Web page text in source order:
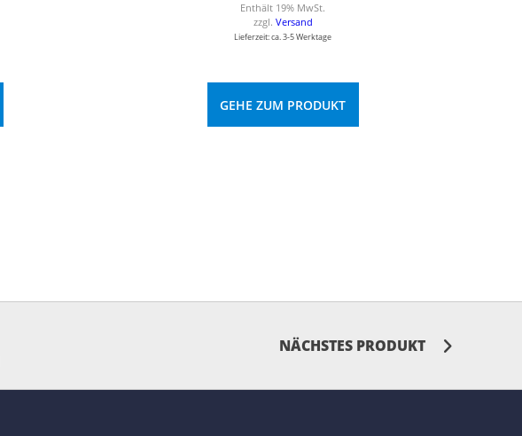
Enthält 19% MwSt.
zzgl. Versand
Lieferzeit: ca. 3-5 Werktage
GEHE ZUM PRODUKT
NÄCHSTES PRODUKT